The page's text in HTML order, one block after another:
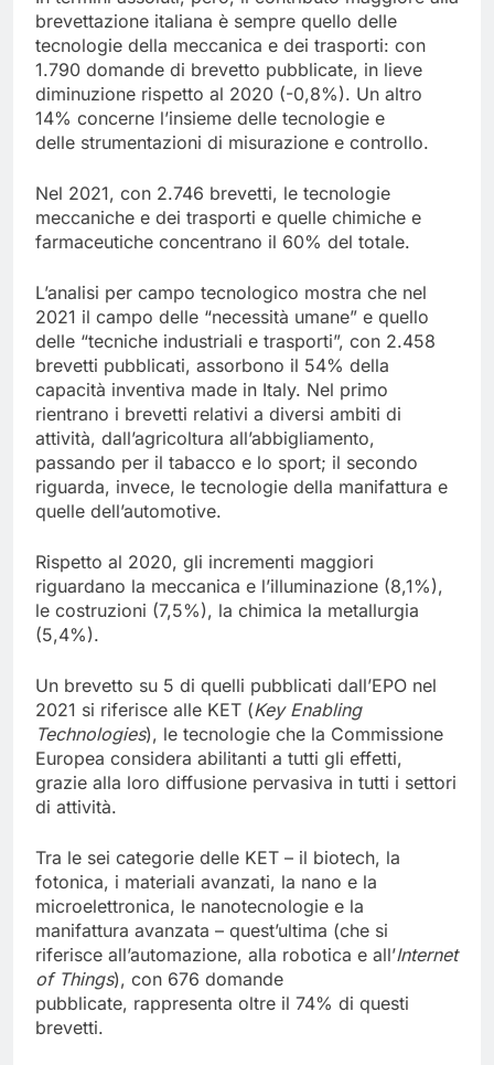
brevettazione italiana è sempre quello delle
tecnologie della meccanica e dei trasporti: con
1.790 domande di brevetto pubblicate, in lieve
diminuzione rispetto al 2020 (-0,8%). Un altro
14% concerne l’insieme delle tecnologie e
delle strumentazioni di misurazione e controllo.
Nel 2021, con 2.746 brevetti, le tecnologie
meccaniche e dei trasporti e quelle chimiche e
farmaceutiche concentrano il 60% del totale.
L’analisi per campo tecnologico mostra che nel
2021 il campo delle “necessità umane” e quello
delle “tecniche industriali e trasporti”, con 2.458
brevetti pubblicati, assorbono il 54% della
capacità inventiva made in Italy. Nel primo
rientrano i brevetti relativi a diversi ambiti di
attività, dall’agricoltura all’abbigliamento,
passando per il tabacco e lo sport; il secondo
riguarda, invece, le tecnologie della manifattura e
quelle dell’automotive.
Rispetto al 2020, gli incrementi maggiori
riguardano la meccanica e l’illuminazione (8,1%),
le costruzioni (7,5%), la chimica la metallurgia
(5,4%).
Un brevetto su 5 di quelli pubblicati dall’EPO nel
2021 si riferisce alle KET (Key Enabling
Technologies), le tecnologie che la Commissione
Europea considera abilitanti a tutti gli effetti,
grazie alla loro diffusione pervasiva in tutti i settori
di attività.
Tra le sei categorie delle KET – il biotech, la
fotonica, i materiali avanzati, la nano e la
microelettronica, le nanotecnologie e la
manifattura avanzata – quest’ultima (che si
riferisce all’automazione, alla robotica e all’Internet
of Things), con 676 domande
pubblicate, rappresenta oltre il 74% di questi
brevetti.